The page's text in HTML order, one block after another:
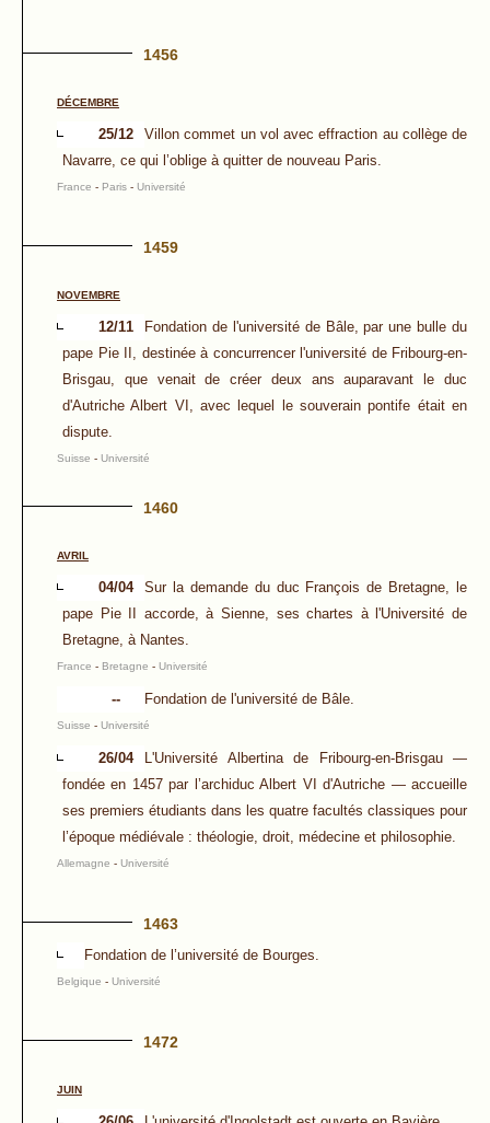
1456
DÉCEMBRE
25/12
Villon commet un vol avec effraction au collège de
Navarre, ce qui l’oblige à quitter de nouveau Paris.
France - Paris - Université
1459
NOVEMBRE
12/11
Fondation de l'université de Bâle, par une bulle du
pape Pie II, destinée à concurrencer l'université de Fribourg-en-
Brisgau, que venait de créer deux ans auparavant le duc
d'Autriche Albert VI, avec lequel le souverain pontife était en
dispute.
Suisse - Université
1460
AVRIL
04/04
Sur la demande du duc François de Bretagne, le
pape Pie II accorde, à Sienne, ses chartes à l'Université de
Bretagne, à Nantes.
France - Bretagne - Université
-- Fondation de l'université de Bâle.
Suisse - Université
26/04
L'Université Albertina de Fribourg-en-Brisgau —
fondée en 1457 par l’archiduc Albert VI d'Autriche — accueille
ses premiers étudiants dans les quatre facultés classiques pour
l’époque médiévale : théologie, droit, médecine et philosophie.
Allemagne - Université
1463
Fondation de l’université de Bourges.
Belgique - Université
1472
JUIN